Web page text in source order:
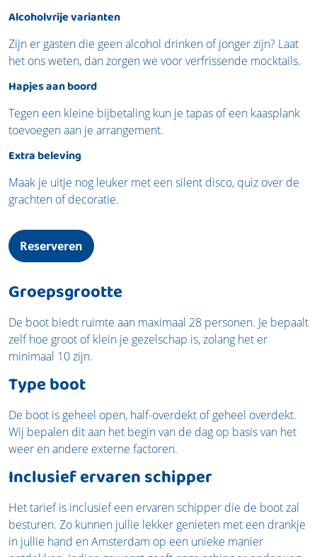
Alcoholvrije varianten
Zijn er gasten die geen alcohol drinken of jonger zijn? Laat
het ons weten, dan zorgen we voor verfrissende mocktails.
Hapjes aan boord
Tegen een kleine bijbetaling kun je tapas of een kaasplank
toevoegen aan je arrangement.
Extra beleving
Maak je uitje nog leuker met een silent disco, quiz over de
grachten of decoratie.
Reserveren
Groepsgrootte
De boot biedt ruimte aan maximaal 28 personen. Je bepaalt
zelf hoe groot of klein je gezelschap is, zolang het er
minimaal 10 zijn.
Type boot
De boot is geheel open, half-overdekt of geheel overdekt.
Wij bepalen dit aan het begin van de dag op basis van het
weer en andere externe factoren.
Inclusief ervaren schipper
Het tarief is inclusief een ervaren schipper die de boot zal
besturen. Zo kunnen jullie lekker genieten met een drankje
in jullie hand en Amsterdam op een unieke manier